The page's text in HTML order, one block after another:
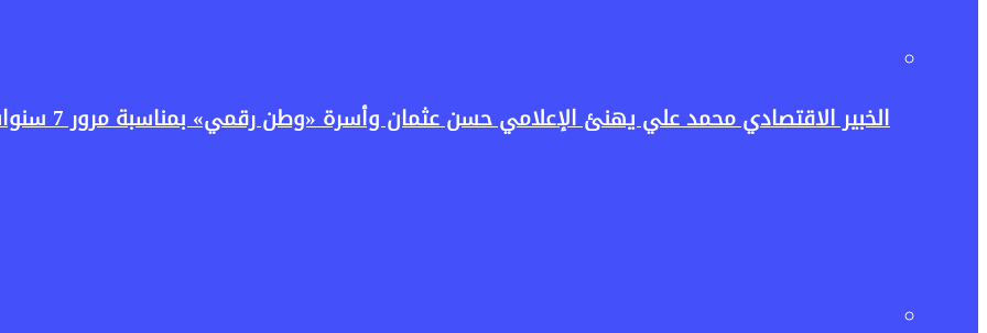
الخبير الاقتصادي محمد علي يهنئ الإعلامي حسن عثمان وأسرة «وطن رقمي» بمناسبة مرور 7 سنوات على انطلاق البرنامج